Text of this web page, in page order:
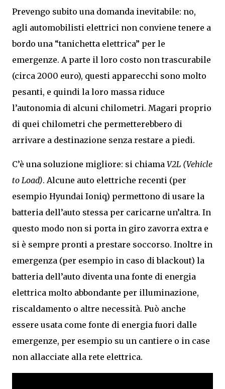
Prevengo subito una domanda inevitabile: no,
agli automobilisti elettrici non conviene tenere a
bordo una “tanichetta elettrica” per le
emergenze. A parte il loro costo non trascurabile
(circa 2000 euro), questi apparecchi sono molto
pesanti, e quindi la loro massa riduce
l’autonomia di alcuni chilometri. Magari proprio
di quei chilometri che permetterebbero di
arrivare a destinazione senza restare a piedi.
C’è una soluzione migliore: si chiama V2L (Vehicle
to Load). Alcune auto elettriche recenti (per
esempio Hyundai Ioniq) permettono di usare la
batteria dell’auto stessa per caricarne un’altra. In
questo modo non si porta in giro zavorra extra e
si è sempre pronti a prestare soccorso. Inoltre in
emergenza (per esempio in caso di blackout) la
batteria dell’auto diventa una fonte di energia
elettrica molto abbondante per illuminazione,
riscaldamento o altre necessità. Può anche
essere usata come fonte di energia fuori dalle
emergenze, per esempio su un cantiere o in case
non allacciate alla rete elettrica.